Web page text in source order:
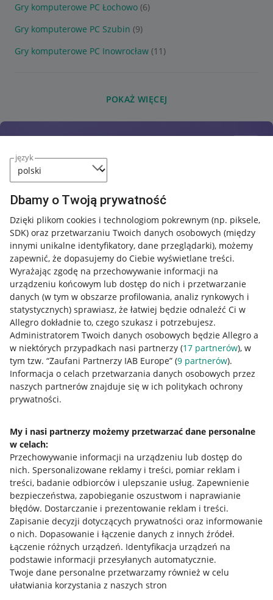
język
Dbamy o Twoją prywatność
Dzięki plikom cookies i technologiom pokrewnym (np. piksele,
SDK) oraz przetwarzaniu Twoich danych osobowych (między
innymi unikalne identyfikatory, dane przeglądarki), możemy
zapewnić, że dopasujemy do Ciebie wyświetlane treści.
Wyrażając zgodę na przechowywanie informacji na
urządzeniu końcowym lub dostęp do nich i przetwarzanie
danych (w tym w obszarze profilowania, analiz rynkowych i
statystycznych) sprawiasz, że łatwiej będzie odnaleźć Ci w
Allegro dokładnie to, czego szukasz i potrzebujesz.
Administratorem Twoich danych osobowych będzie Allegro a
w niektórych przypadkach nasi partnerzy (17 partnerów), w
tym tzw. “Zaufani Partnerzy IAB Europe” (9 partnerów).
Informacja o celach przetwarzania danych osobowych przez
naszych partnerów znajduje się w ich politykach ochrony
prywatności.
My i nasi partnerzy możemy przetwarzać dane personalne
w celach:
Przechowywanie informacji na urządzeniu lub dostęp do
nich. Spersonalizowane reklamy i treści, pomiar reklam i
treści, badanie odbiorców i ulepszanie usług. Zapewnienie
bezpieczeństwa, zapobieganie oszustwom i naprawianie
błędów. Dostarczanie i prezentowanie reklam i treści.
Zapisanie decyzji dotyczących prywatności oraz informowanie
o nich. Dopasowanie i łączenie danych z innych źródeł.
Łączenie różnych urządzeń. Identyfikacja urządzeń na
podstawie informacji przesyłanych automatycznie.
Twoje dane personalne przetwarzamy również w celu
ułatwiania korzystania z naszych stron
Gry komputerowe PC Łochowo (6)
Gry komputerowe PC Szubin (9)
Gry komputerowe PC Inowrocław (11)
POKAŻ WIĘCEJ
Przydatne informacje
Jak to działa
Allegro Gadane dla sprzedających
Allegro Gadane dla kupujących
Mapa miejscowości
Informacje prawne
Regulamin
Polityka plików "cookies"
Ustawienia plików "cookies"